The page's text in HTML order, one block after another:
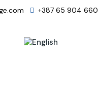
+387 65 904 660